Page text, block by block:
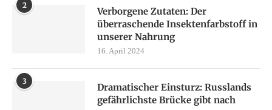
2
Verborgene Zutaten: Der
überraschende Insektenfarbstoff in
unserer Nahrung
16. April 2024
3
Dramatischer Einsturz: Russlands
gefährlichste Brücke gibt nach